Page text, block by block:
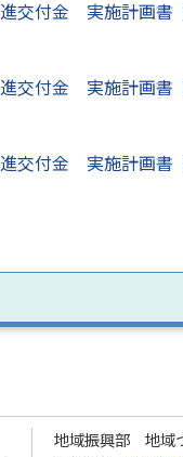
交付金 実施計画書
交付金 実施計画書
交付金 実施計画書
地域振興部 地域